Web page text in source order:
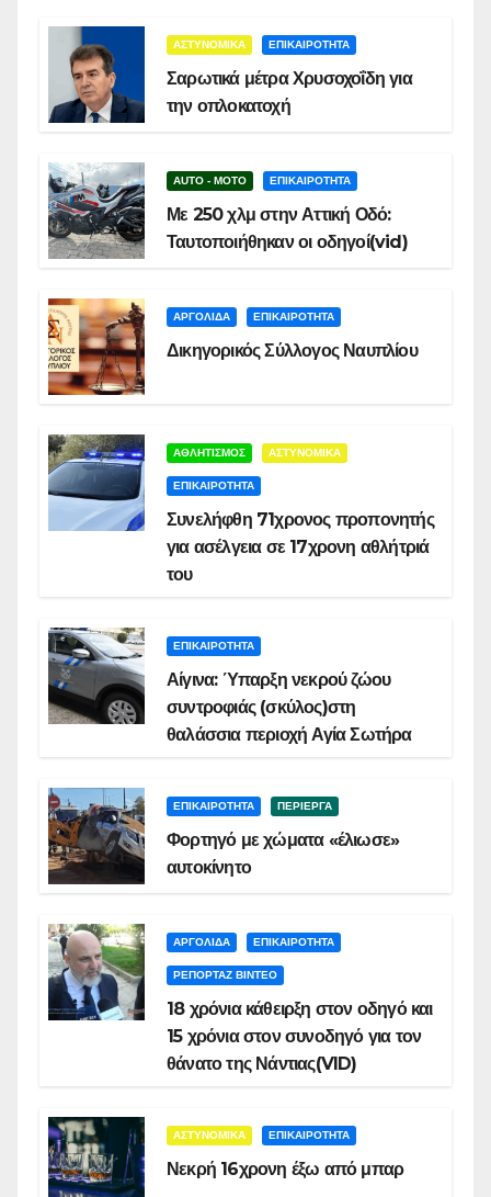
ΑΣΤΥΝΟΜΙΚΑ ΕΠΙΚΑΙΡΟΤΗΤΑ
Σαρωτικά μέτρα Χρυσοχοΐδη για
την οπλοκατοχή
AUTO - MOTO ΕΠΙΚΑΙΡΟΤΗΤΑ
Με 250 χλμ στην Αττική Οδό:
Ταυτοποιήθηκαν οι οδηγοί(vid)
ΑΡΓΟΛΙΔΑ ΕΠΙΚΑΙΡΟΤΗΤΑ
Δικηγορικός Σύλλογος Ναυπλίου
ΑΘΛΗΤΙΣΜΟΣ ΑΣΤΥΝΟΜΙΚΑ
ΕΠΙΚΑΙΡΟΤΗΤΑ
Συνελήφθη 71χρονος προπονητής
για ασέλγεια σε 17χρονη αθλήτριά
του
ΕΠΙΚΑΙΡΟΤΗΤΑ
Αίγινα: Ύπαρξη νεκρού ζώου
συντροφιάς (σκύλος)στη
θαλάσσια περιοχή Αγία Σωτήρα
ΕΠΙΚΑΙΡΟΤΗΤΑ ΠΕΡΙΕΡΓΑ
Φορτηγό με χώματα «έλιωσε»
αυτοκίνητο
ΑΡΓΟΛΙΔΑ ΕΠΙΚΑΙΡΟΤΗΤΑ
ΡΕΠΟΡΤΑΖ ΒΙΝΤΕΟ
18 χρόνια κάθειρξη στον οδηγό και
15 χρόνια στον συνοδηγό για τον
θάνατο της Νάντιας(VID)
ΑΣΤΥΝΟΜΙΚΑ ΕΠΙΚΑΙΡΟΤΗΤΑ
Νεκρή 16χρονη έξω από μπαρ